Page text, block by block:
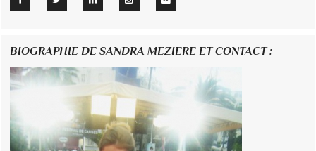
BIOGRAPHIE DE SANDRA MEZIERE ET CONTACT :